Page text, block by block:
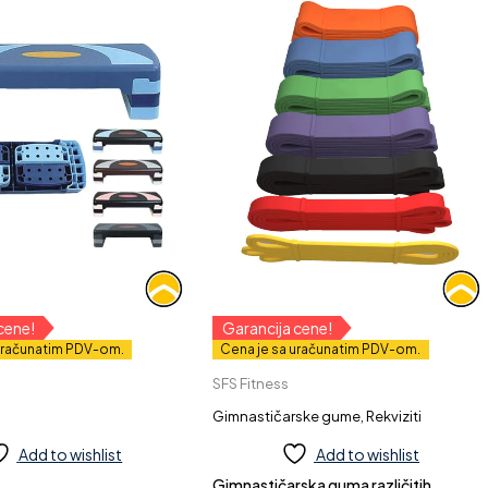
PDV-om.
Add to wishlist
Garancija cene!
Cena je sa uračunatim PDV-om.
Žuta
crvena: 13mm
SFS Fitness
Gimnastičarske gume,Rekviziti
Add to wishlist